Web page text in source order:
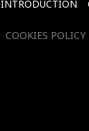
INTRODUCTION
COOKIES POLICY